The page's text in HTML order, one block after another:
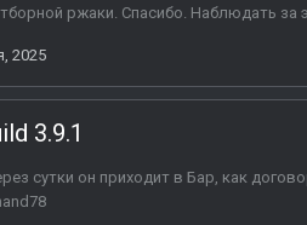
ржаки. Спасибо. Наблюдать за
2025
3.9.1
сутки он приходит в Бар, как